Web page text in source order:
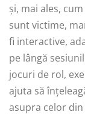
și, mai ales,
sunt victime,
fi interactive,
pe lângă
jocuri de rol,
ajuta să
asupra celor